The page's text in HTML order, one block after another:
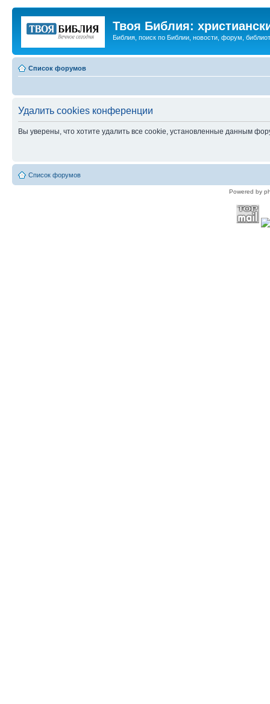
Твоя Библия:
Библия, поиск по Библии, новости, форум,
Список форумов
Удалить cookies конференции
Вы уверены, что хотите удалить все cookie, установленные данным
Список форумов
Powered by